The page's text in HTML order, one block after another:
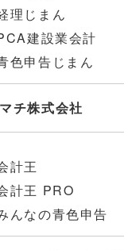
理じまん
建設業会計
色申告じまん
チ株式会社
計王
計王 PRO
んなの青色申告